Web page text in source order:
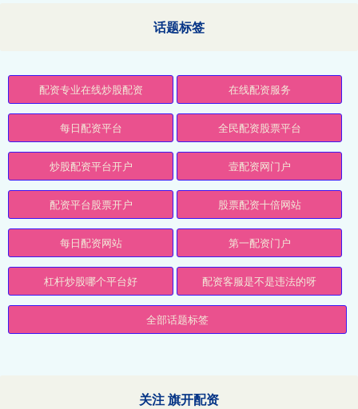
话题标签
配资专业在线炒股配资 在线配资服务
每日配资平台 全民配资股票平台
炒股配资平台开户 壹配资网门户
配资平台股票开户 股票配资十倍网站
每日配资网站 第一配资门户
杠杆炒股哪个平台好 配资客服是不是违法的呀
全部话题标签
关注 旗开配资